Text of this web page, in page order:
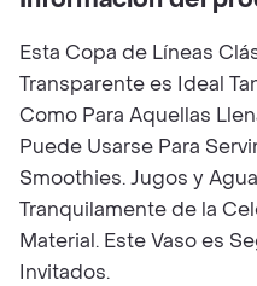
Esta Copa de Líneas
Transparente es Ideal
Como Para Aquellas
Puede Usarse Para
Smoothies. Jugos y
Tranquilamente de la
Material. Este Vaso es
Invitados.